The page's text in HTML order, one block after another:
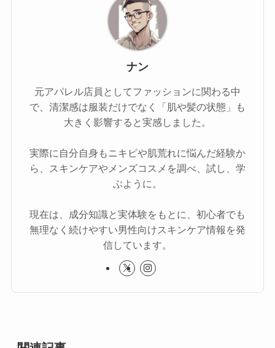
ナン
元アパレル店員としてファッションに関わる中
で、清潔感は服装だけでなく「肌や髪の状態」も
大きく影響すると実感しました。
実際に自分自身もニキビや肌荒れに悩んだ経験か
ら、スキンケアやメンズコスメを調べ、試し、学
ぶように。
現在は、成分知識と実体験をもとに、初心者でも
無理なく続けやすい男性向けスキンケア情報を発
信しています。